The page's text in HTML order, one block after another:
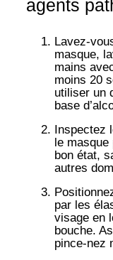
agents
Lavez-
masque,
mains
moins 20
utiliser un
base
Inspectez
le masque
bon état,
autres
par les
visage en
bouche.
pince-nez